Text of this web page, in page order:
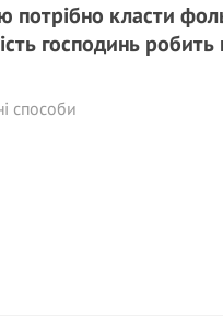
потрібно класти
господинь робить
способи